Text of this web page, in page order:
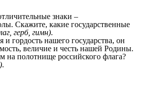
знаки –
Скажите, какие государственные
герб, гимн).
гордость нашего государства, он
величие и честь нашей Родины.
на полотнище российского флага?
.